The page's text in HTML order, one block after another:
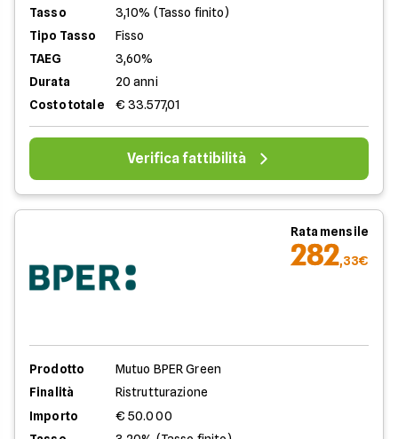
Tasso
3,10% (Tasso finito)
Tipo Tasso
Fisso
TAEG
3,60%
Durata
20 anni
Costo totale
€ 33.577,01
Verifica fattibilità
Rata mensile
282,33€
Prodotto
Mutuo BPER Green
Finalità
Ristrutturazione
Importo
€ 50.000